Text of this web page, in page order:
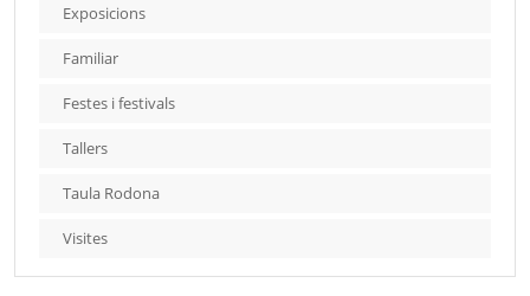
Exposicions
Familiar
Festes i festivals
Tallers
Taula Rodona
Visites